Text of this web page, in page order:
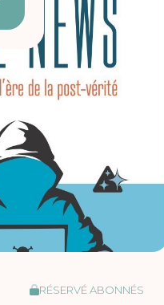
RÉSERVÉ ABONNÉS